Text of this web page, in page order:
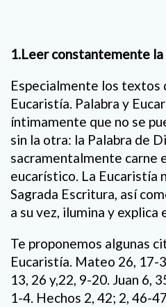
1.Leer constantemente la
Especialmente los textos
Eucaristía. Palabra y
íntimamente que no se
sin la otra: la Palabra de
sacramentalmente carne
eucarístico. La Eucaristía
Sagrada Escritura, así
a su vez, ilumina y
Te proponemos algunas
Eucaristía. Mateo 26, 17-
13, 26 y,22, 9-20. Juan 6,
1-4. Hechos 2, 42; 2, 46-